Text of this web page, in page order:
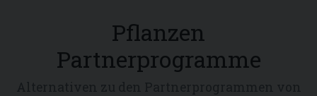
Pflanzen
Partnerprogramme